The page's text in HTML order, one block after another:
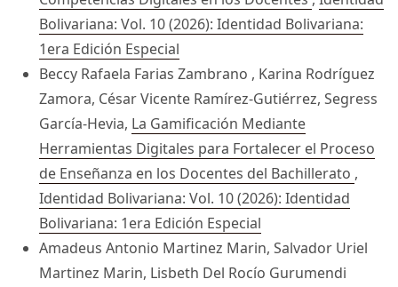
Bolivariana: Vol. 10 (2026): Identidad Bolivariana:
1era Edición Especial
Beccy Rafaela Farias Zambrano , Karina Rodríguez
Zamora, César Vicente Ramírez-Gutiérrez, Segress
García-Hevia, La Gamificación Mediante
Herramientas Digitales para Fortalecer el Proceso
de Enseñanza en los Docentes del Bachillerato ,
Identidad Bolivariana: Vol. 10 (2026): Identidad
Bolivariana: 1era Edición Especial
Amadeus Antonio Martinez Marin, Salvador Uriel
Martinez Marin, Lisbeth Del Rocío Gurumendi